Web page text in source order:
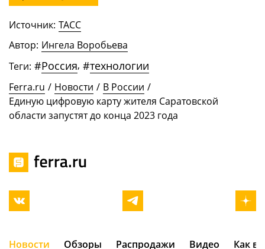
Источник: ТАСС
Автор: Ингела Воробьева
Теги: #Россия, #технологии
Ferra.ru / Новости / В России /
Единую цифровую карту жителя Саратовской
области запустят до конца 2023 года
Новости Обзоры Распродажи Видео Как